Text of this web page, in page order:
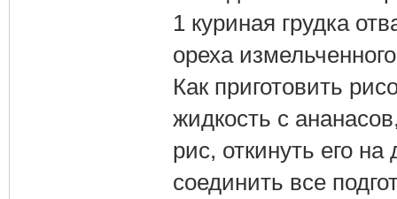
1 куриная грудка
ореха
Как приготовить
жидкость с
рис, откинуть его
соединить все